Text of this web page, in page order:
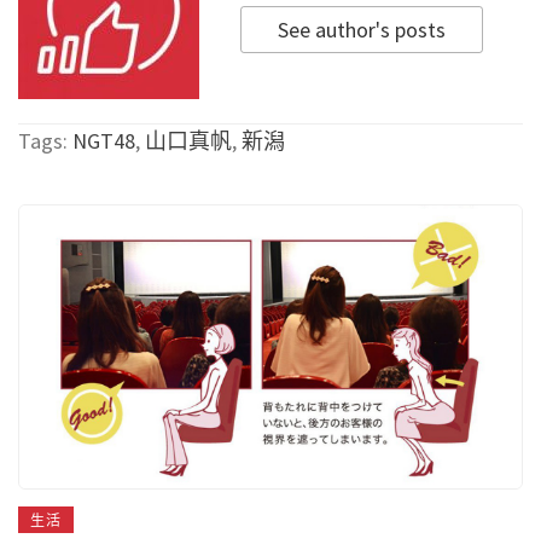
See author's posts
Tags: NGT48, 山口真帆,新潟
生活